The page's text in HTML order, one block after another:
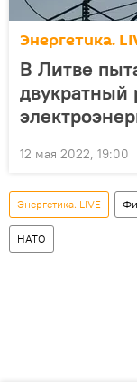
Энергетика.
В Литве
двукратный
12 мая 2022, 19:00
Энергетика. LIVE
НАТО